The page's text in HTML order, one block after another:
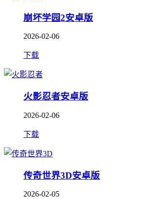
崩坏学园2安卓版
2026-02-06
下载
火影忍者安卓版
2026-02-06
下载
传奇世界3D安卓版
2026-02-05